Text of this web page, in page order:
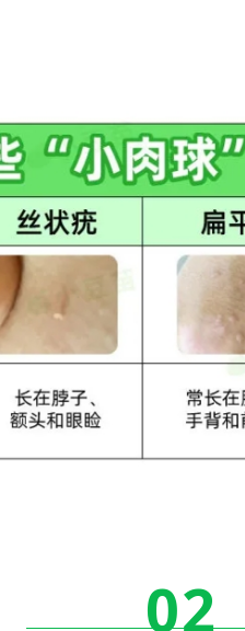
02